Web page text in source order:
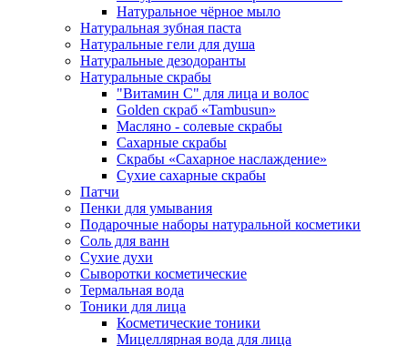
Натуральное чёрное мыло
Натуральная зубная паста
Натуральные гели для душа
Натуральные дезодоранты
Натуральные скрабы
"Витамин С" для лица и волос
Golden скраб «Tambusun»
Масляно - солевые скрабы
Сахарные скрабы
Скрабы «Сахарное наслаждение»
Сухие сахарные скрабы
Патчи
Пенки для умывания
Подарочные наборы натуральной косметики
Соль для ванн
Сухие духи
Сыворотки косметические
Термальная вода
Тоники для лица
Косметические тоники
Мицеллярная вода для лица